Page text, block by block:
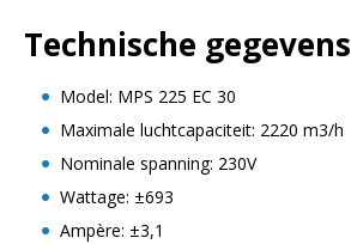
Technische gegevens
Model: MPS 225 EC 30
Maximale luchtcapaciteit: 2220 m3/h
Nominale spanning: 230V
Wattage: ±693
Ampère: ±3,1